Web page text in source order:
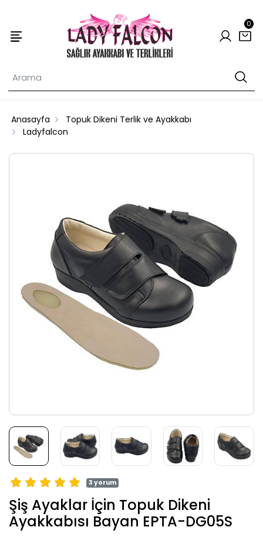
0
Anasayfa
Topuk Dikeni Terlik ve Ayakkabı
Ladyfalcon
3 yorum
Şiş Ayaklar İçin Topuk Dikeni
Ayakkabısı Bayan EPTA-DG05S